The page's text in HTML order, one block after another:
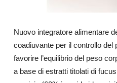
Nuovo integratore alimentare
coadiuvante per il controllo
favorire l’equilibrio del peso
a base di estratti titolati di